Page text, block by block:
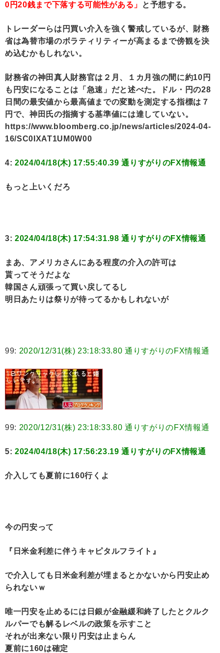
0円20銭まで下落する可能性がある」
と予想する。
トレーダーらは円買い介入を強く警戒しているが、財務
省は為替市場のボラティリティーが高まるまで傍観を決
め込むかもしれない。
財務省の神田真人財務官は２月、１カ月強の間に約10円
も円安になることは「急速」だと述べた。ドル・円の28
日間の最安値から最高値までの変動を測定する指標は７
円で、神田氏の指摘する基準値には達していない。
https://www.bloomberg.co.jp/news/articles/2024-04-
16/SC0IXAT1UM0W00
4: 2024/04/18(木) 17:55:40.39 通りすがりのFX情報通
もっと上いくだろ
3: 2024/04/18(木) 17:54:31.98 通りすがりのFX情報通
まあ、アメリカさんにある程度の介入の許可は
貰ってそうだよな
韓国さん頑張って買い戻してるし
明日あたりは祭りが待ってるかもしれないが
99: 2020/12/31(株) 23:18:33.80 通りすがりのFX情報通
99: 2020/12/31(株) 23:18:33.80 通りすがりのFX情報通
5: 2024/04/18(木) 17:56:23.19 通りすがりのFX情報通
介入しても夏前に160行くよ
今の円安って
『日米金利差に伴うキャピタルフライト』
で介入しても日米金利差が埋まるとかないから円安止め
られないｗ
唯一円安を止めるには日銀が金融緩和終了したとクルク
ルパーでも解るレベルの政策を示すこと
それが出来ない限り円安は止まらん
夏前に160は確定